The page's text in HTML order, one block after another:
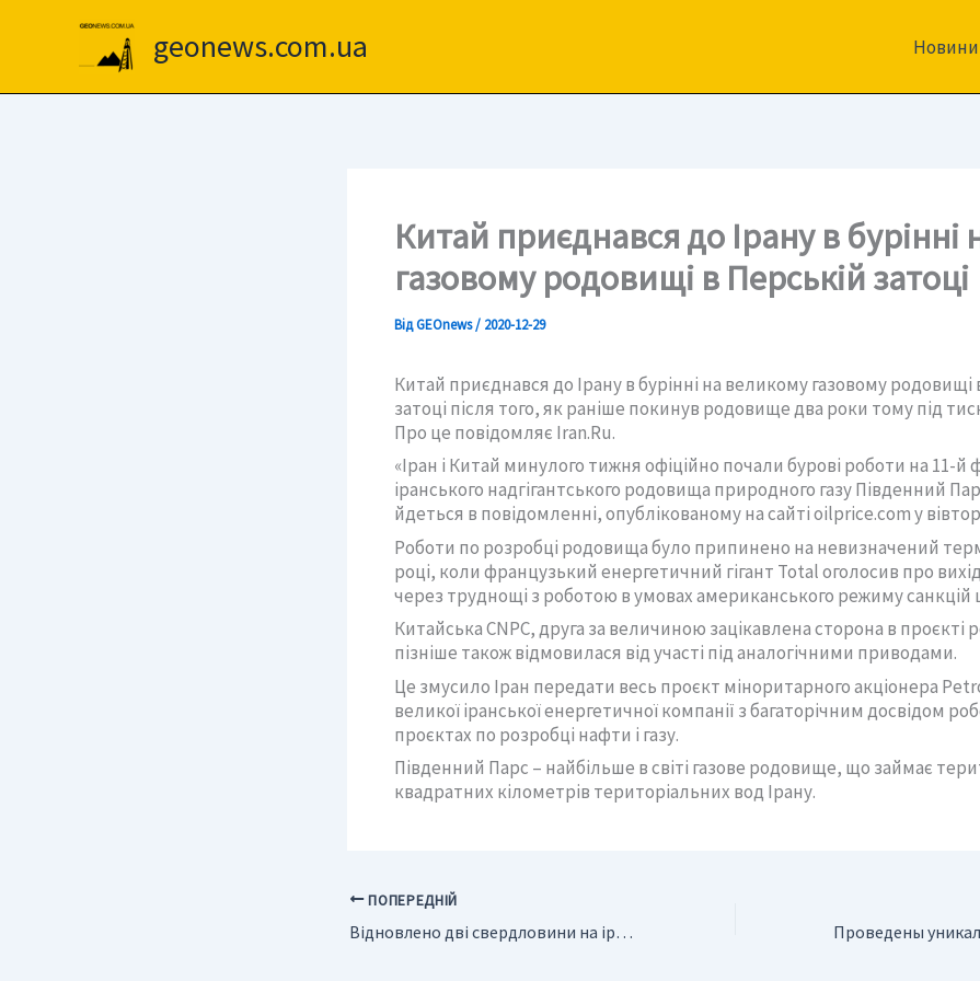
geonews.com.ua Новини
Китай приєднався до Ірану в бурінні
газовому родовищі в Перській затоці
ВідGEOnews/ 2020-12-29
Китай приєднався до Ірану в бурінні на великому газовому родовищі
затоці після того, як раніше покинув родовище два роки тому під
Про це повідомляє Iran.Ru.
«Іран і Китай минулого тижня офіційно почали бурові роботи на 11-й
іранського надгігантського родовища природного газу Південний
йдеться в повідомленні, опублікованому на сайті oilprice.com у
Роботи по розробці родовища було припинено на невизначений
році, коли французький енергетичний гігант Total оголосив про
через труднощі з роботою в умовах американського режиму санкцій
Китайська CNPC, друга за величиною зацікавлена ​​сторона в проєкті
пізніше також відмовилася від участі під аналогічними приводами.
Це змусило Іран передати весь проєкт міноритарного акціонера
великої іранської енергетичної компанії з багаторічним досвідом
проєктах по розробці нафти і газу.
Південний Парс – найбільше в світі газове родовище, що займає
квадратних кілометрів територіальних вод Ірану.
ПОПЕРЕДНІЙ
Відновлено дві свердловини на іранському нафтовому родовищі Салман